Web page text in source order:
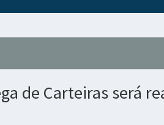
de Carteiras será